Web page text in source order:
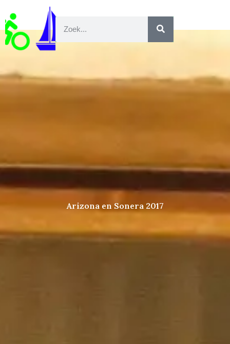
Arizona en Sonera 2017